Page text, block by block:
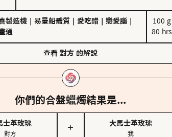
製造機 易暈船體質 愛吃醋 戀愛腦
通
100 g
80 hrs
查看 對方 的解說
你們的合盤蠟燭結果是...
士革玫瑰
對方
＋
大馬士革玫瑰
我